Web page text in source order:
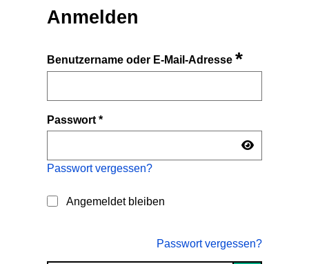
Anmelden
Benutzername oder E-Mail-Adresse*
Passwort*
Passwort vergessen?
Angemeldet bleiben
Passwort vergessen?